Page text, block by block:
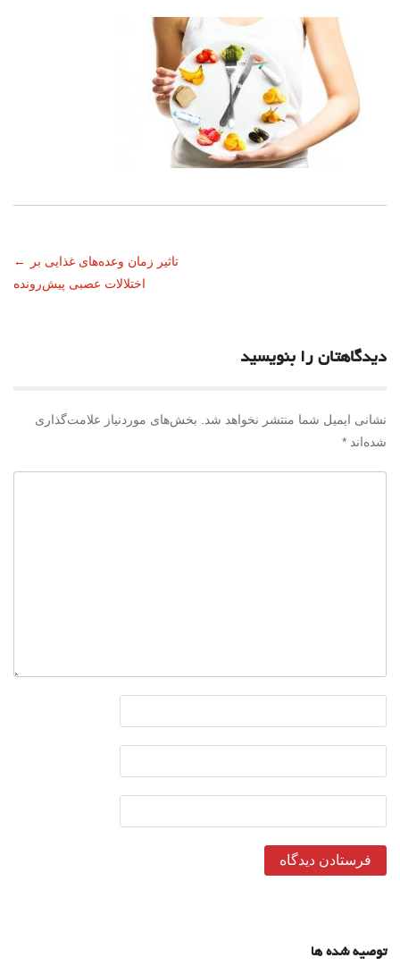
←
تاثیر زمان وعده‌های غذایی بر
اختلالات عصبی پیش‌رونده
دیدگاهتان را بنویسید
نشانی ایمیل شما منتشر نخواهد شد. بخش‌های موردنیاز علامت‌گذاری
شده‌اند *
توصیه شده ها